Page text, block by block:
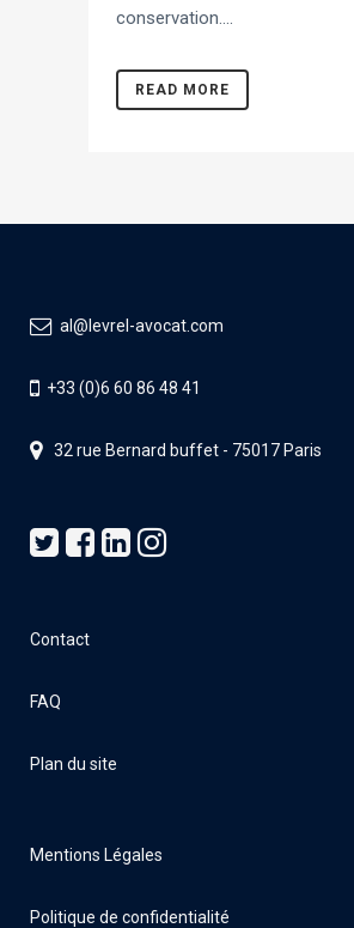
conservation....
READ MORE
al@levrel-avocat.com
+33 (0)6 60 86 48 41
32 rue Bernard buffet - 75017 Paris
Contact
FAQ
Plan du site
Mentions Légales
Politique de confidentialité